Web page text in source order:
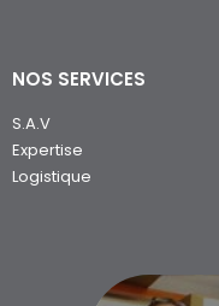
NOS SERVICES
S.A.V
Expertise
Logistique